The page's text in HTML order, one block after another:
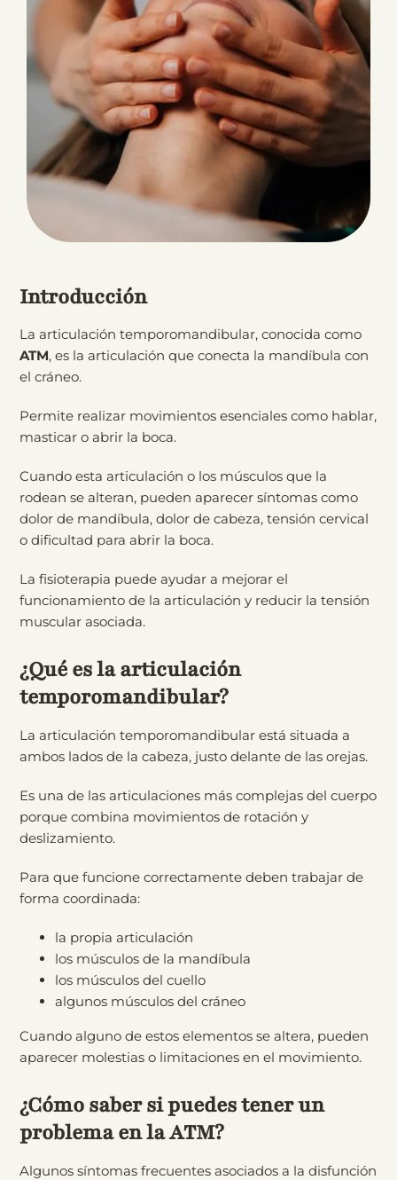
Introducción
La articulación temporomandibular, conocida como
ATM, es la articulación que conecta la mandíbula con
el cráneo.
Permite realizar movimientos esenciales como hablar,
masticar o abrir la boca.
Cuando esta articulación o los músculos que la
rodean se alteran, pueden aparecer síntomas como
dolor de mandíbula, dolor de cabeza, tensión cervical
o dificultad para abrir la boca.
La fisioterapia puede ayudar a mejorar el
funcionamiento de la articulación y reducir la tensión
muscular asociada.
¿Qué es la articulación
temporomandibular?
La articulación temporomandibular está situada a
ambos lados de la cabeza, justo delante de las orejas.
Es una de las articulaciones más complejas del cuerpo
porque combina movimientos de rotación y
deslizamiento.
Para que funcione correctamente deben trabajar de
forma coordinada:
la propia articulación
los músculos de la mandíbula
los músculos del cuello
algunos músculos del cráneo
Cuando alguno de estos elementos se altera, pueden
aparecer molestias o limitaciones en el movimiento.
¿Cómo saber si puedes tener un
problema en la ATM?
Algunos síntomas frecuentes asociados a la disfunción